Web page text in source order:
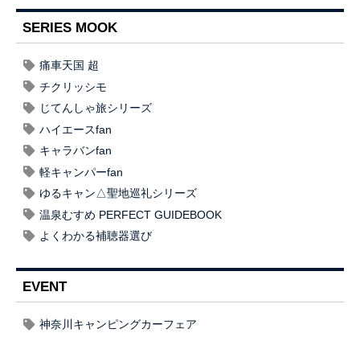
SERIES MOOK
痛車天国 超
チクリッシモ
じてんしゃ旅シリーズ
ハイエースfan
キャラバンfan
軽キャンパーfan
ゆるキャン△聖地巡礼シリーズ
温泉むすめ PERFECT GUIDEBOOK
よくわかる補聴器選び
EVENT
神奈川キャンピングカーフェア